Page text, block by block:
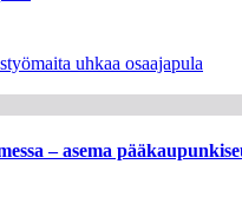
uhkaa osaajapula
– asema